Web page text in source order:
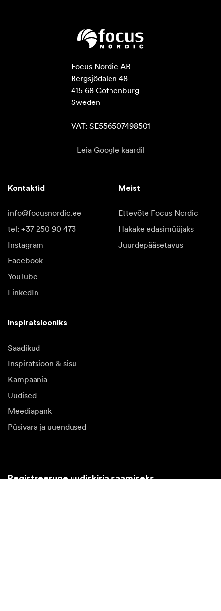
Focus Nordic AB
Bergsjödalen 48
415 68 Gothenburg
Sweden
VAT: SE556507498501
Leia Google kaardil
Kontaktid
info@focusnordic.ee
tel: +37 250 90 473
Instagram
Facebook
YouTube
LinkedIn
Meist
Ettevõte Focus Nordic
Hakake edasimüüjaks
Juurdepääsetavus
Inspiratsiooniks
Saadikud
Inspiratsioon & sisu
Kampaania
Uudised
Meediapank
Püsivara ja uuendused
Registreeruge uudiskirja saamiseks